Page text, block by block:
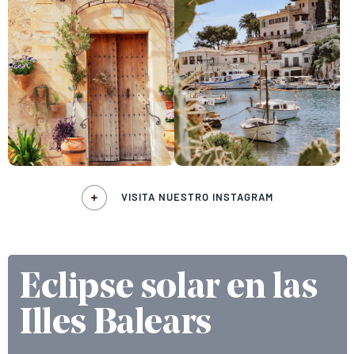
VISITA NUESTRO INSTAGRAM
Eclipse solar en las
Illes Balears